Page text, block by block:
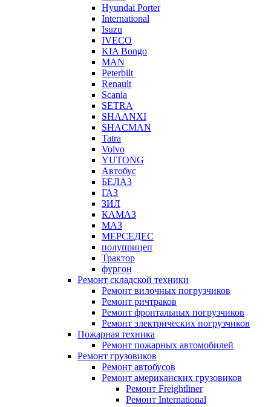
Hyundai Porter
International
Isuzu
IVECO
KIA Bongo
MAN
Peterbilt
Renault
Scania
SETRA
SHAANXI
SHACMAN
Tatra
Volvo
YUTONG
Автобус
БЕЛАЗ
ГАЗ
ЗИЛ
КАМАЗ
МАЗ
МЕРСЕДЕС
полуприцеп
Трактор
фургон
Ремонт складской техники
Ремонт вилочных погрузчиков
Ремонт ричтраков
Ремонт фронтальных погрузчиков
Ремонт электрических погрузчиков
Пожарная техника
Ремонт пожарных автомобилей
Ремонт грузовиков
Ремонт автобусов
Ремонт американских грузовиков
Ремонт Freightliner
Ремонт International